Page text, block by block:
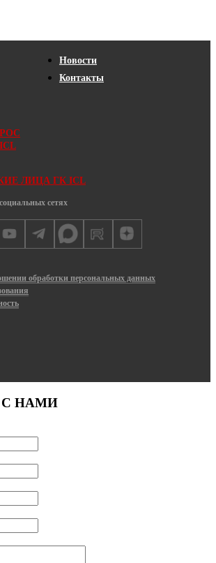
Новости
Контакты
ЛИЦА ГК ICL
сетях
обработки персональных данных
С НАМИ